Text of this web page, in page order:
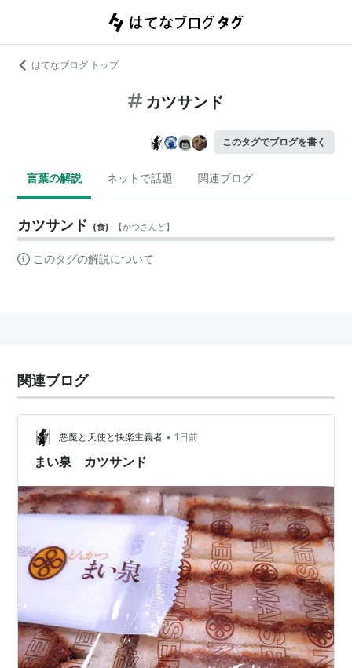
はてなブログ トップ
カツサンド
このタグでブログを書く
言葉の解説 ネットで話題 関連ブログ
カツサンド (食) 【かつさんど】
このタグの解説について
関連ブログ
悪魔と天使と快楽主義者 • 1日前
まい泉 カツサンド